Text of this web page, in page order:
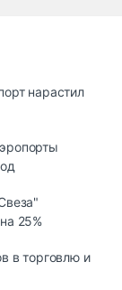
нарастил
25%
в торговлю и